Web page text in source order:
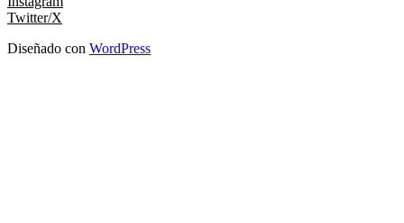
Twitter/X
Diseñado con WordPress